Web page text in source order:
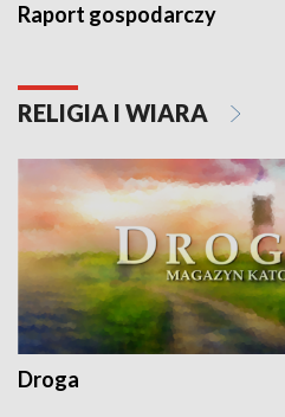
Raport gospodarczy
RELIGIA I WIARA
Droga